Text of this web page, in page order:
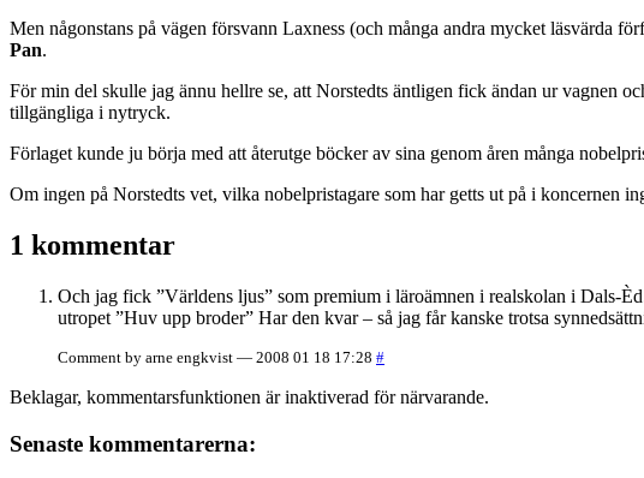
Men någonstans på vägen försvann Laxness (och många andra mycket läsvärda
Pan.
För min del skulle jag ännu hellre se, att Norstedts äntligen fick ändan ur vagnen
tillgängliga i nytryck.
Förlaget kunde ju börja med att återutge böcker av sina genom åren många
Om ingen på Norstedts vet, vilka nobelpristagare som har getts ut på i koncernen
1 kommentar
Och jag fick ”Världens ljus” som premium i läroämnen i realskolan i Dals-
utropet ”Huv upp broder” Har den kvar – så jag får kanske trotsa
Comment by arne engkvist — 2008 01 18 17:28 #
Beklagar, kommentarsfunktionen är inaktiverad för närvarande.
Senaste kommentarerna: